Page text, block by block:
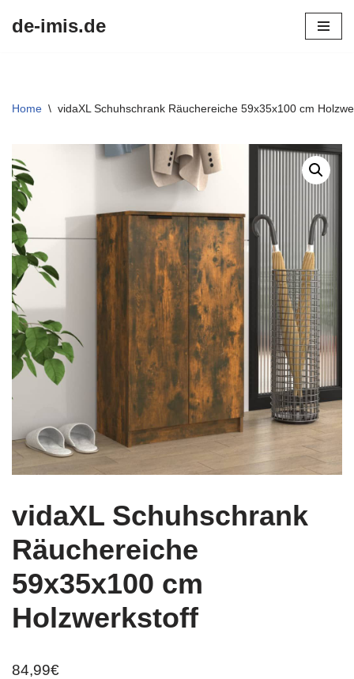
de-imis.de
Home \ vidaXL Schuhschrank Räuchereiche 59x35x100 cm
vidaXL Schuhschrank
Räuchereiche
59x35x100 cm
Holzwerkstoff
84,99€